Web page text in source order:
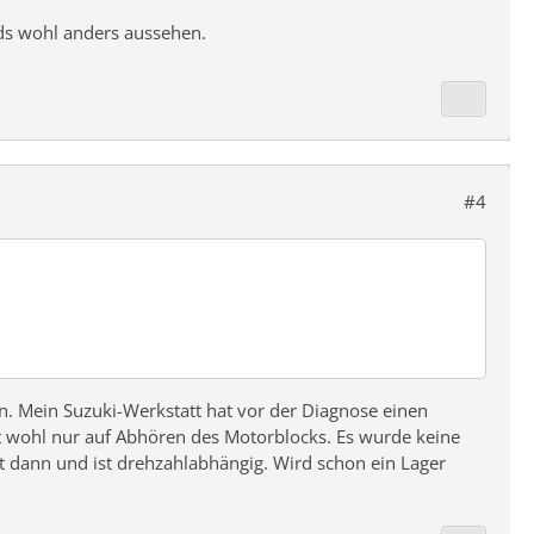
wohl anders aussehen.
#4
Mein Suzuki-Werkstatt hat vor der Diagnose einen
nur auf Abhören des Motorblocks. Es wurde keine
und ist drehzahlabhängig. Wird schon ein Lager